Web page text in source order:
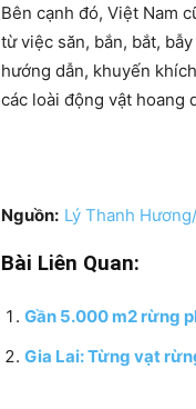
Bên cạnh đó, Việt Nam
từ việc săn, bắn, bắt,
hướng dẫn, khuyến
các loài động vật hoang
Nguồn: Lý Thanh
Bài Liên Quan:
Gần 5.000 m2 rừng
Gia Lai: Từng vạt